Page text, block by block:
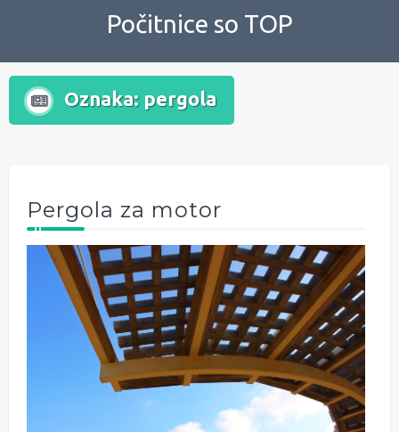
Počitnice so TOP
Oznaka: pergola
Pergola za motor